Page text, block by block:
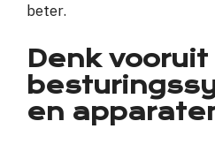
beter.
Denk vooruit
en